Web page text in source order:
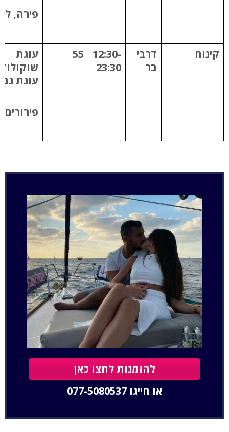
פירה,
קינוח
דרבי
בר
12:30-
23:30
55
עוגת
שוקולוד
עוגת
פירורים
להזמנות לחצו כאן
או חייגו 077-5080537